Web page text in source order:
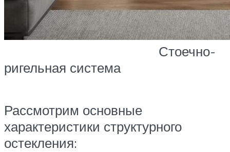
Стоечно-
ригельная система
Рассмотрим основные
характеристики структурного
остекления: